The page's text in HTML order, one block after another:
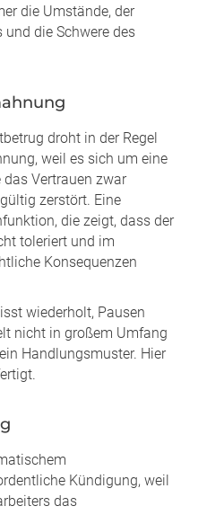
die Umstände, der
die Schwere des
droht in der Regel
weil es sich um eine
Vertrauen zwar
zerstört. Eine
die zeigt, dass der
toleriert und im
Konsequenzen
wiederholt, Pausen
nicht in großem Umfang
Handlungsmuster. Hier
Kündigung, weil
das